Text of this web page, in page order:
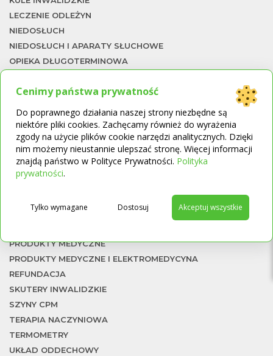
LECZENIE ODLEŻYN
NIEDOSŁUCH
NIEDOSŁUCH I APARATY SŁUCHOWE
OPIEKA DŁUGOTERMINOWA
ORTOPEDIA
PODNOŚNIKI
PODNOŚNIKI, PIONIZATORY I SCHODOŁAZY
PODUSZKI ORTOPEDYCZNE
PODUSZKI SENSORYCZNE
POJAZDY ELEKTRYCZNE
PRODUKTY I ŚRODKI HIGIENICZNE
PRODUKTY MEDYCZNE
PRODUKTY MEDYCZNE I ELEKTROMEDYCYNA
REFUNDACJA
SKUTERY INWALIDZKIE
SZYNY CPM
TERAPIA NACZYNIOWA
TERMOMETRY
UKŁAD ODDECHOWY
Cenimy państwa prywatność
Do poprawnego działania naszej strony niezbędne są
niektóre pliki cookies. Zachęcamy również do wyrażenia
zgody na użycie plików cookie narzędzi analitycznych. Dzięki
nim możemy nieustannie ulepszać stronę. Więcej informacji
znajdą państwo w Polityce Prywatności. Polityka
prywatności.
Dostosuj
Tylko wymagane Akceptuj wszystkie
To